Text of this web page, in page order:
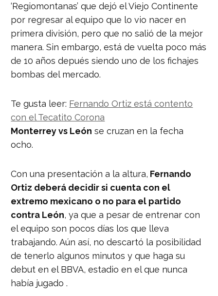
‘Regiomontanas’ que dejó el Viejo Continente
por regresar al equipo que lo vio nacer en
primera división, pero que no salió de la mejor
manera. Sin embargo, está de vuelta poco más
de 10 años depués siendo uno de los fichajes
bombas del mercado.
Te gusta leer: Fernando Ortiz está contento
con el Tecatito Corona
Monterrey vs León se cruzan en la fecha
ocho.
Con una presentación a la altura, Fernando
Ortiz deberá decidir si cuenta con el
extremo mexicano o no para el partido
contra León, ya que a pesar de entrenar con
el equipo son pocos días los que lleva
trabajando. Aún así, no descartó la posibilidad
de tenerlo algunos minutos y que haga su
debut en el BBVA, estadio en el que nunca
había jugado .